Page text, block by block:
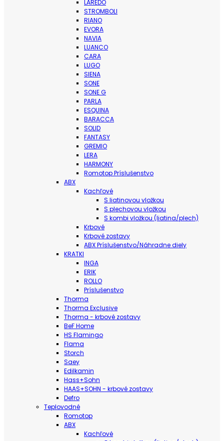
LAREDO
STROMBOLI
RIANO
EVORA
NAVIA
LUANCO
CARA
LUGO
SIENA
SONE
SONE G
PARLA
ESQUINA
BARACCA
SOLID
FANTASY
GREMIO
LERA
HARMONY
Romotop Príslušenstvo
ABX
Kachľové
S liatinovou vložkou
S plechovou vložkou
S kombi vložkou (liatina/plech)
Krbové
Krbové zostavy
ABX Príslušenstvo/Náhradne diely
KRATKI
INGA
ERIK
ROLLO
Príslušenstvo
Thorma
Thorma Exclusive
Thorma - krbové zostavy
BeF Home
HS Flamingo
Flama
Storch
Saey
Edilkamin
Hass+Sohn
HAAS+SOHN - krbové zostavy
Defro
Teplovodné
Romotop
ABX
Kachľové